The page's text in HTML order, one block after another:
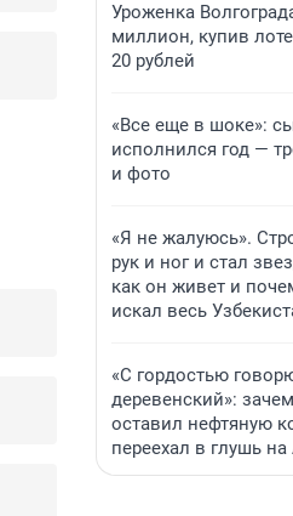
Уроженка
миллион, купив
20 рублей
«Все еще в шоке»:
исполнился год —
и фото
«Я не жалуюсь».
рук и ног и стал
как он живет и
искал весь
«С гордостью
деревенский»:
оставил нефтяную
переехал в глушь на